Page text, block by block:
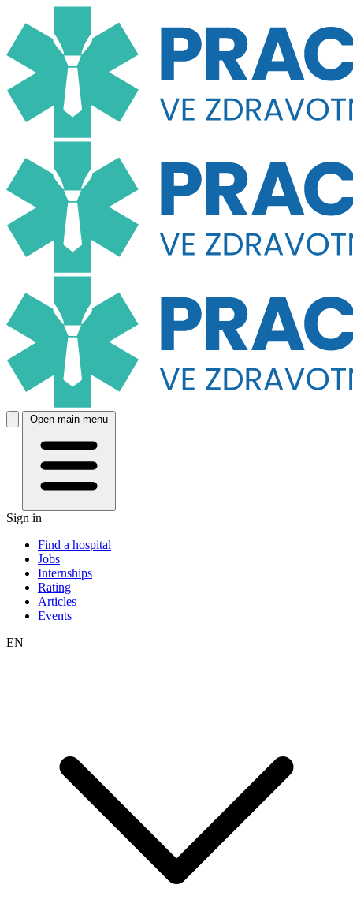
Open main menu
Sign in
Find a hospital
Jobs
Internships
Rating
Articles
Events
EN